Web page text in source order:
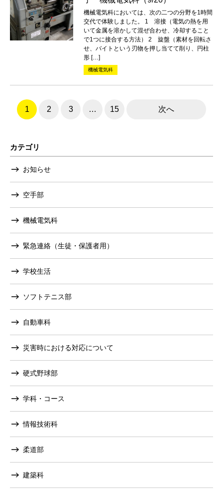
機械電気科においては、次の二つの分野を1時間
交代で体験しました。 1 溶接（電気の熱を用
いて金属を溶かして混ぜ合わせ、冷却すること
で1つに接合する方法） 2 旋盤（素材を回転さ
せ、バイトという刃物を押し当てて削り、円柱
形 […]
機械電気科
1 2 3 … 15 次へ
カテゴリ
お知らせ
空手部
機械電気科
緊急連絡（生徒・保護者用）
学校生活
ソフトテニス部
自動車科
災害時における対応について
硬式野球部
学科・コース
情報技術科
柔道部
建築科